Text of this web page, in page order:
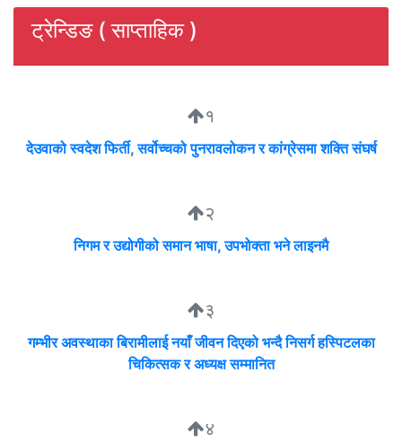
ट्रेन्डिङ ( साप्ताहिक )
१
देउवाको स्वदेश फिर्ती, सर्वोच्चको पुनरावलोकन र कांग्रेसमा शक्ति संघर्ष
२
निगम र उद्योगीको समान भाषा, उपभोक्ता भने लाइनमै
३
गम्भीर अवस्थाका बिरामीलाई नयाँ जीवन दिएको भन्दै निसर्ग हस्पिटलका
चिकित्सक र अध्यक्ष सम्मानित
४